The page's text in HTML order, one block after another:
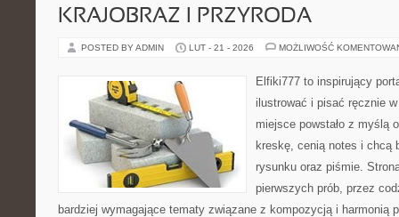
KRAJOBRAZ I PRZYRODA
POSTED BY ADMIN LUT - 21 - 2026 MOŻLIWOŚĆ
Elfiki777 to inspirujący
ilustrować i pisać ręcznie
miejsce powstało z myślą
kreskę, cenią notes i chcą
rysunku oraz piśmie.
pierwszych prób, przez
bardziej wymagające tematy związane z kompozycją i harmonią